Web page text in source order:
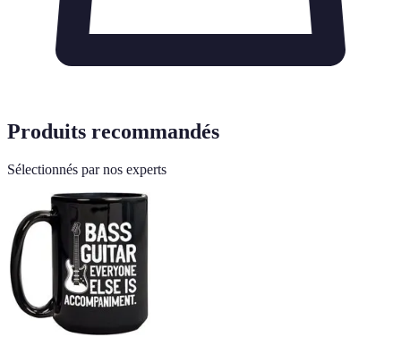
Produits recommandés
Sélectionnés par nos experts